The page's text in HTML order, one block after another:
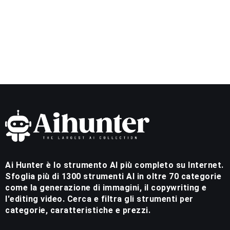
Ai Hunter è lo strumento AI più completo su Internet.
Sfoglia più di 1300 strumenti AI in oltre 70 categorie
come la generazione di immagini, il copywriting e
l'editing video. Cerca e filtra gli strumenti per
categorie, caratteristiche e prezzi.